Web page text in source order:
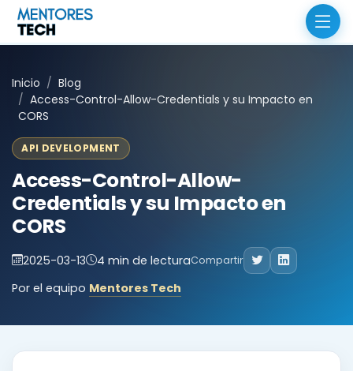
Inicio
Blog
Access-Control-Allow-Credentials y su Impacto en
CORS
API DEVELOPMENT
Access-Control-Allow-
Credentials y su Impacto en
CORS
2025-03-13 4 min de lecturaCompartir
Por el equipo Mentores Tech